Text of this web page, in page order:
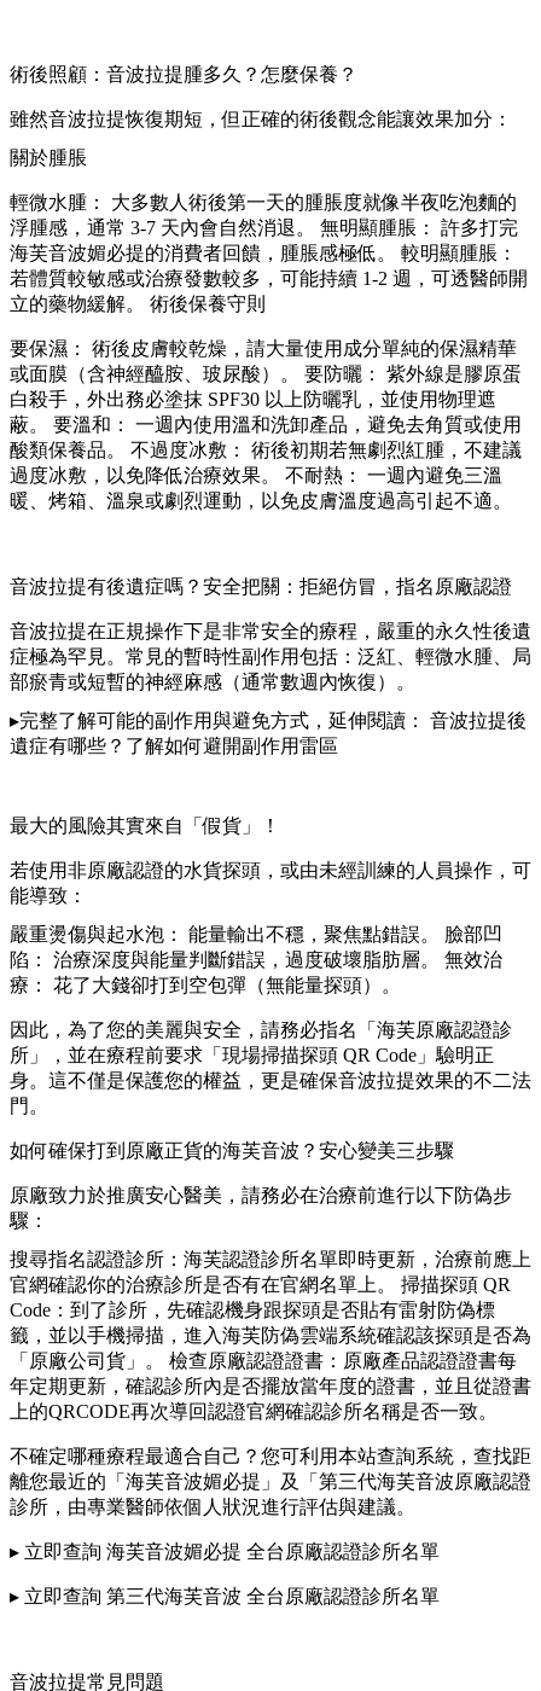
術後照顧：音波拉提腫多久？怎麼保養？
雖然音波拉提恢復期短，但正確的術後觀念能讓效果加分：
關於腫脹
輕微水腫： 大多數人術後第一天的腫脹度就像半夜吃泡麵的
浮腫感，通常 3-7 天內會自然消退。 無明顯腫脹： 許多打完
海芙音波媚必提的消費者回饋，腫脹感極低。 較明顯腫脹：
若體質較敏感或治療發數較多，可能持續 1-2 週，可透醫師開
立的藥物緩解。 術後保養守則
要保濕： 術後皮膚較乾燥，請大量使用成分單純的保濕精華
或面膜（含神經醯胺、玻尿酸）。 要防曬： 紫外線是膠原蛋
白殺手，外出務必塗抹 SPF30 以上防曬乳，並使用物理遮
蔽。 要溫和： 一週內使用溫和洗卸產品，避免去角質或使用
酸類保養品。 不過度冰敷： 術後初期若無劇烈紅腫，不建議
過度冰敷，以免降低治療效果。 不耐熱： 一週內避免三溫
暖、烤箱、溫泉或劇烈運動，以免皮膚溫度過高引起不適。
音波拉提有後遺症嗎？安全把關：拒絕仿冒，指名原廠認證
音波拉提在正規操作下是非常安全的療程，嚴重的永久性後遺
症極為罕見。常見的暫時性副作用包括：泛紅、輕微水腫、局
部瘀青或短暫的神經麻感（通常數週內恢復）。
▸完整了解可能的副作用與避免方式，延伸閱讀： 音波拉提後
遺症有哪些？了解如何避開副作用雷區
最大的風險其實來自「假貨」！
若使用非原廠認證的水貨探頭，或由未經訓練的人員操作，可
能導致：
嚴重燙傷與起水泡： 能量輸出不穩，聚焦點錯誤。 臉部凹
陷： 治療深度與能量判斷錯誤，過度破壞脂肪層。 無效治
療： 花了大錢卻打到空包彈（無能量探頭）。
因此，為了您的美麗與安全，請務必指名「海芙原廠認證診
所」，並在療程前要求「現場掃描探頭 QR Code」驗明正
身。這不僅是保護您的權益，更是確保音波拉提效果的不二法
門。
如何確保打到原廠正貨的海芙音波？安心變美三步驟
原廠致力於推廣安心醫美，請務必在治療前進行以下防偽步
驟：
搜尋指名認證診所：海芙認證診所名單即時更新，治療前應上
官網確認你的治療診所是否有在官網名單上。 掃描探頭 QR
Code：到了診所，先確認機身跟探頭是否貼有雷射防偽標
籤，並以手機掃描，進入海芙防偽雲端系統確認該探頭是否為
「原廠公司貨」。 檢查原廠認證證書：原廠產品認證證書每
年定期更新，確認診所內是否擺放當年度的證書，並且從證書
上的QRCODE再次導回認證官網確認診所名稱是否一致。
不確定哪種療程最適合自己？您可利用本站查詢系統，查找距
離您最近的「海芙音波媚必提」及「第三代海芙音波原廠認證
診所，由專業醫師依個人狀況進行評估與建議。
▸ 立即查詢 海芙音波媚必提 全台原廠認證診所名單
▸ 立即查詢 第三代海芙音波 全台原廠認證診所名單
音波拉提常見問題